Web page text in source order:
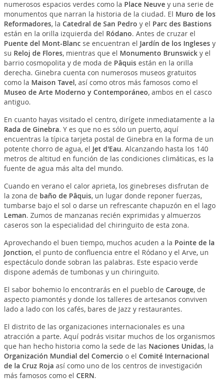
numerosos espacios verdes como la Place Neuvey una serie de
monumentos que narran la historia de la ciudad. El Muro de los
Reformadores, la Catedral de San Pedro y el Parc des Bastions
están en la orilla izquierda del Ródano. Antes de cruzar el
Puente del Mont-Blancse encuentran el Jardín de los Inglesesy
su Reloj de Flores, mientras que el Monumento Brunswicky el
barrio cosmopolita y de moda de Pâquisestán en la orilla
derecha. Ginebra cuenta con numerosos museos gratuitos
como la Maison Tavel, así como otros más famosos como el
Museo de Arte Moderno y Contemporáneo, ambos en el casco
antiguo.
En cuanto hayas visitado el centro, dirígete inmediatamente a la
Rada de Ginebra. Y es que no es sólo un puerto, aquí
encuentras la típica tarjeta postal de Ginebra en la forma de un
potente chorro de agua, el Jet d'Eau. Alcanzando hasta los 140
metros de altitud en función de las condiciones climáticas, es la
fuente de agua más alta del mundo.
Cuando en verano el calor aprieta, los ginebreses disfrutan de
la zona de baño de Pâquis, un lugar donde reponer fuerzas,
tumbarse bajo el sol o darse un refrescante chapuzón en el lago
Leman. Zumos de manzanas recién exprimidas y almuerzos
caseros son la especialidad del chiringuito de esta zona.
Aprovechando el buen tiempo, muchos acuden a la Pointe de la
Jonction, el punto de confluencia entre el Ródano y el Arve, un
espectáculo donde sobran las palabras. Este espacio verde
dispone además de tumbonas y un chiringuito.
El sabor bohemio lo encontrarás en el pueblo de Carouge, de
aspecto piamontés y donde los talleres de artesanos conviven
lado a lado con los cafés, bares de Jazz y restaurantes.
El distrito de las organizaciones internacionales es una
atracción a parte. Aquí podrás visitar muchos de los organismos
que han hecho historia como la sede de las Naciones Unidas, la
Organización Mundial del Comercio o el Comité Internacional
de la Cruz Roja así como uno de los centros de investigación
más famosos como el CERN.